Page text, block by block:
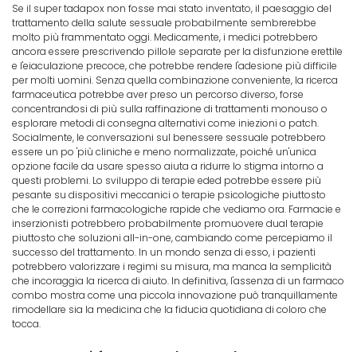
Se il super tadapox non fosse mai stato inventato, il paesaggio del
trattamento della salute sessuale probabilmente sembrerebbe
molto più frammentato oggi. Medicamente, i medici potrebbero
ancora essere prescrivendo pillole separate per la disfunzione erettile
e l'eiaculazione precoce, che potrebbe rendere l'adesione più difficile
per molti uomini. Senza quella combinazione conveniente, la ricerca
farmaceutica potrebbe aver preso un percorso diverso, forse
concentrandosi di più sulla raffinazione di trattamenti monouso o
esplorare metodi di consegna alternativi come iniezioni o patch.
Socialmente, le conversazioni sul benessere sessuale potrebbero
essere un po 'più cliniche e meno normalizzate, poiché un'unica
opzione facile da usare spesso aiuta a ridurre lo stigma intorno a
questi problemi. Lo sviluppo di terapie eded potrebbe essere più
pesante su dispositivi meccanici o terapie psicologiche piuttosto
che le correzioni farmacologiche rapide che vediamo ora. Farmacie e
inserzionisti potrebbero probabilmente promuovere dual terapie
piuttosto che soluzioni all-in-one, cambiando come percepiamo il
successo del trattamento. In un mondo senza di esso, i pazienti
potrebbero valorizzare i regimi su misura, ma manca la semplicità
che incoraggia la ricerca di aiuto. In definitiva, l'assenza di un farmaco
combo mostra come una piccola innovazione può tranquillamente
rimodellare sia la medicina che la fiducia quotidiana di coloro che
tocca.